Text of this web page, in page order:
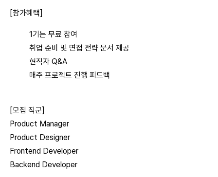
[참가혜택]
1기는 무료 참여
취업 준비 및 면접 전략 문서 제공
현직자 Q&A
매주 프로젝트 진행 피드백
[모집 직군]
Product Manager
Product Designer
Frontend Developer
Backend Developer